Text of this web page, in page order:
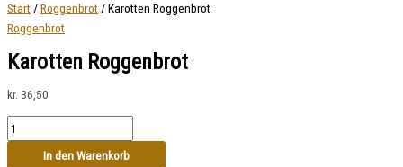
Start /Roggenbrot / Karotten Roggenbrot
Roggenbrot
Karotten Roggenbrot
kr. 36,50
In den Warenkorb